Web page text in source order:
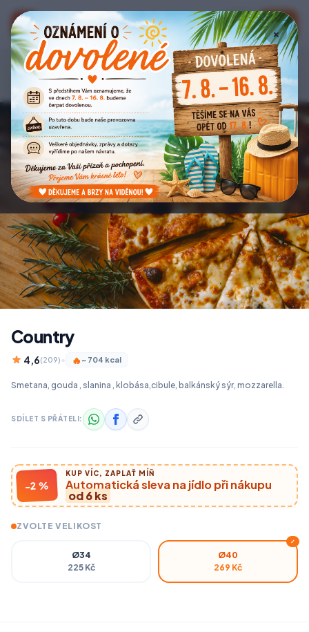
E Bistro Eden 📞 🔑
Zpět na nabídku
Country
4,6(209)• 🔥 ~ 704 kcal
Smetana, gouda , slanina , klobása,cibule, balkánský sýr, mozzarella.
SDÍLET S PŘÁTELI:
-2 %
KUP VÍC, ZAPLAŤ MÍŇ
Automatická sleva na jídlo při nákupu
od 6 ks
ZVOLTE VELIKOST
Ø34
225 Kč
Ø40
269 Kč
✓
×